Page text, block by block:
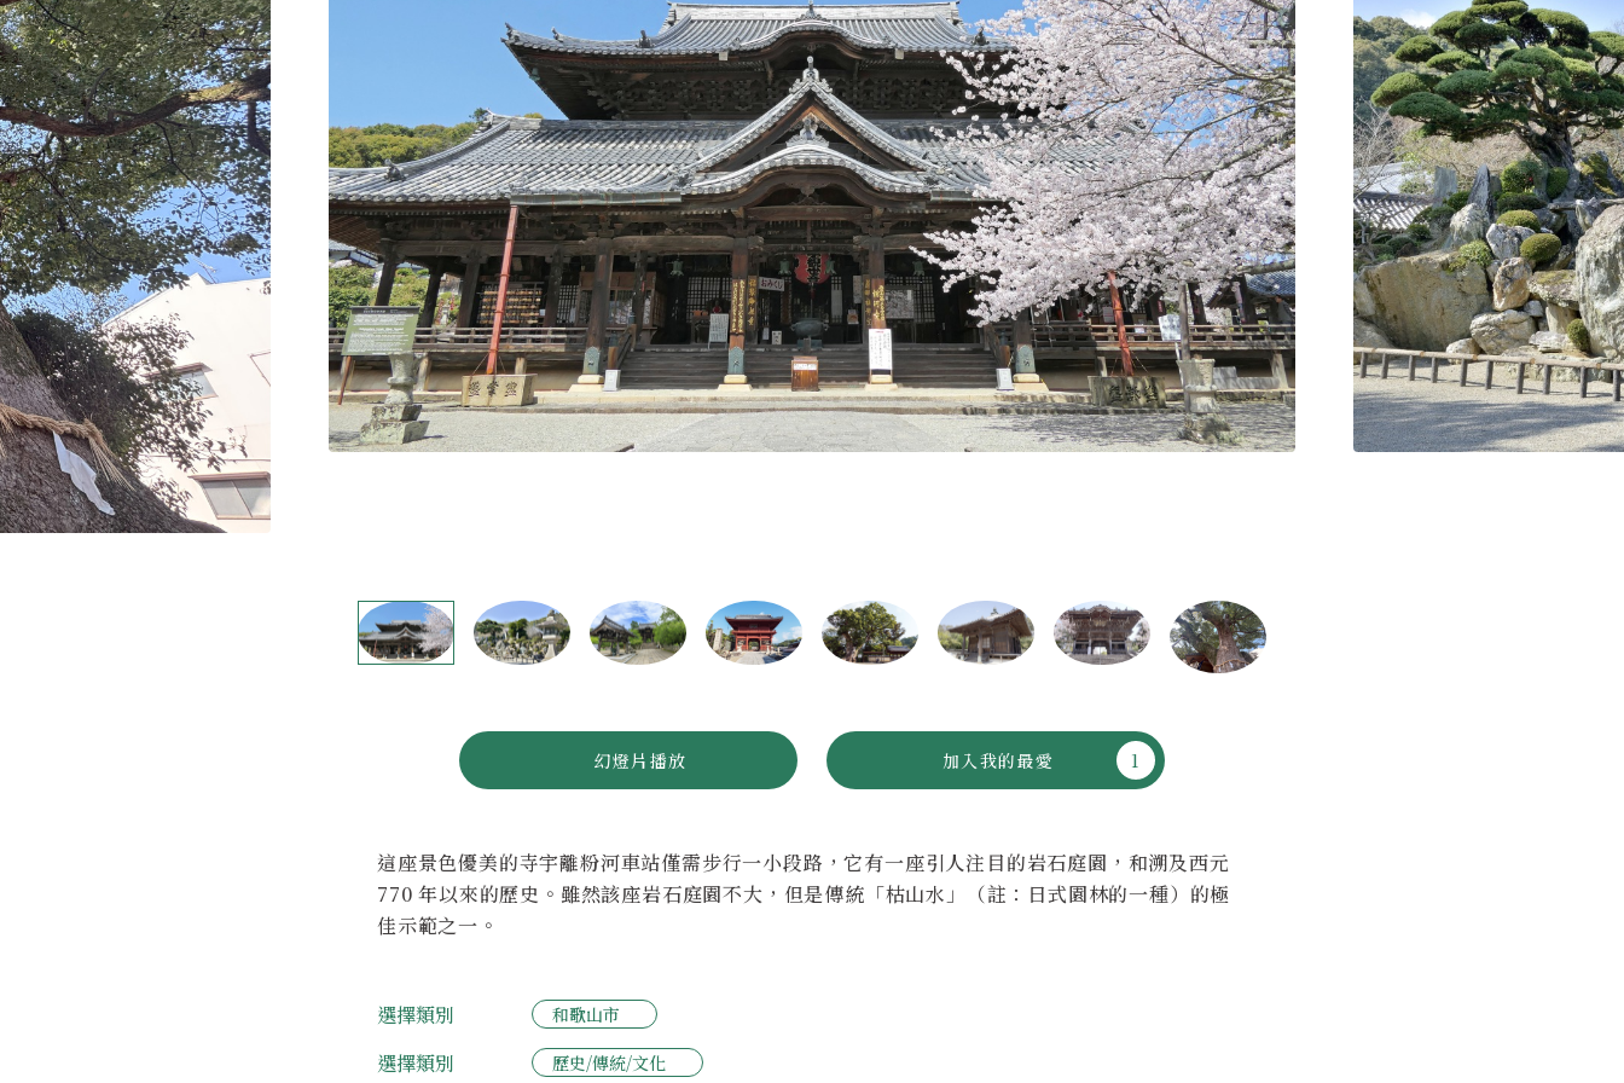
這座景色優美的寺宇離粉河車站僅需步行一小段路，它有一座引人注目的岩石庭園，和溯及西元
770 年以來的歷史。雖然該座岩石庭園不大，但是傳統「枯山水」（註：日式園林的一種）的極
佳示範之一。
幻燈片播放 加入我的最愛
選擇類別 和歌山市
選擇類別 歷史/傳統/文化